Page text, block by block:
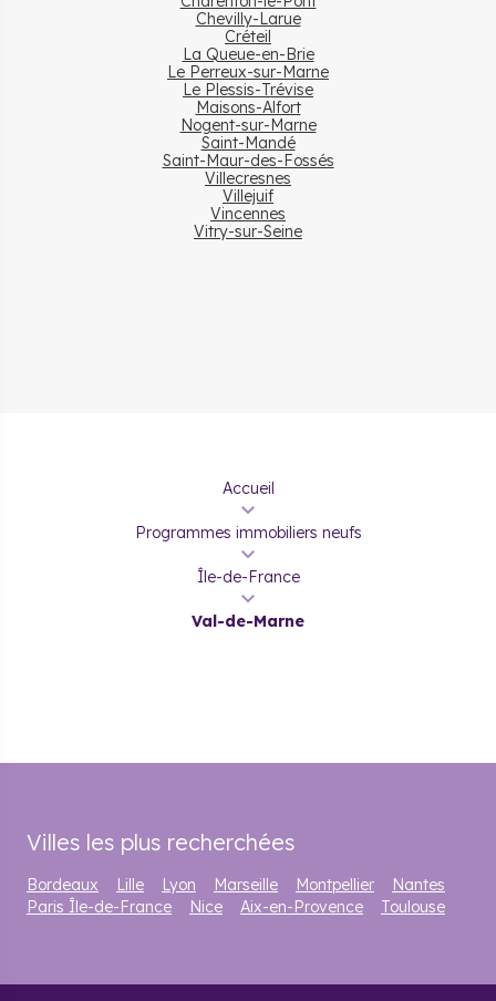
Chevilly-Larue
Créteil
La Queue-en-Brie
Le Perreux-sur-Marne
Le Plessis-Trévise
Maisons-Alfort
Nogent-sur-Marne
Saint-Mandé
Saint-Maur-des-Fossés
Villecresnes
Villejuif
Vincennes
Vitry-sur-Seine
Accueil
Programmes immobiliers neufs
Île-de-France
Val-de-Marne
Villes les plus recherchées
Bordeaux Lille Lyon Marseille Montpellier
Nantes
Paris Île-de-France
Nice Aix-en-Provence Toulouse